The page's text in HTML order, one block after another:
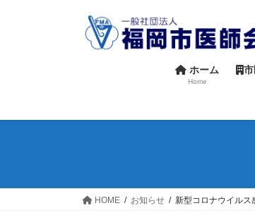
ホーム
Home
HOME お知らせ 新型コロナウイルス